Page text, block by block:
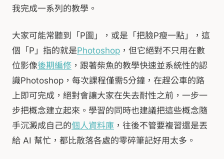
我完成一系列的教學。
大家可能常聽到「P圖」，或是「把臉P瘦一點」，這
個「P」指的就是Photoshop ，但它絕對不只用在數
位影像後期編修 ，跟著柴魚的教學快速並系統性的認
識Photoshop，每次課程僅需5分鐘，在趕公車的路
上即可完成，絕對會讓大家在失去耐性之前，一步一
步把概念建立起來。學習的同時也建議把這些概念隨
手沉澱成自己的個人資料庫 ，往後不管要複習還是丟
給 AI 幫忙，都比散落各處的零碎筆記好用太多。